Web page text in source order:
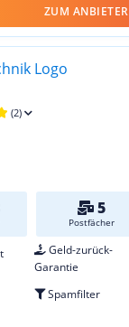
ZUM ANBIETER
(2)
5
Postfächer
Geld-zurück-
Garantie
Spamfilter